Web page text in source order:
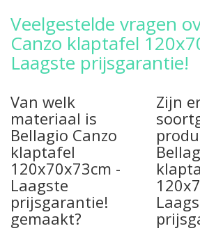
Veelgestelde vragen
Canzo klaptafel
Laagste prijsgarantie!
Van welk
materiaal is
Bellagio Canzo
klaptafel
120x70x73cm -
Laagste
prijsgarantie!
gemaakt?
Zijn